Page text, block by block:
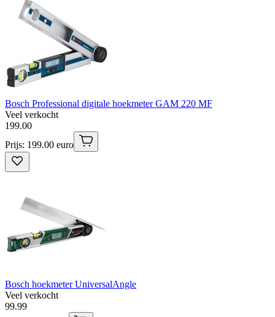
Bosch Professional digitale hoekmeter GAM 220 MF
Veel verkocht
199.00
Prijs: 199.00 euro
Bosch hoekmeter UniversalAngle
Veel verkocht
99.99